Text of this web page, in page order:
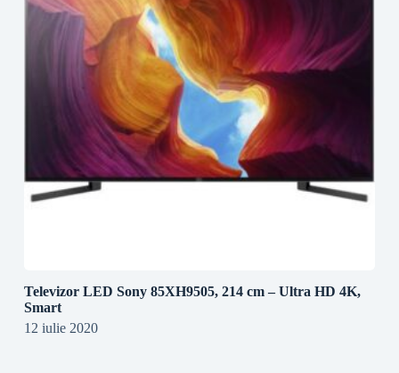
Televizor LED Sony 85XH9505, 214 cm – Ultra HD 4K,
Smart
12 iulie 2020